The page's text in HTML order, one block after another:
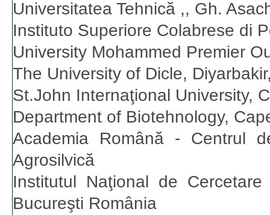
Universitatea Tehnică ,, Gh.
Instituto Superiore Colabrese di
University Mohammed Premier
The University of Dicle,
St.John Internaţional University,
Department of Biotehnology,
Academia Română - Centrul
Agrosilvică
Institutul Naţional de
Bucureşti România